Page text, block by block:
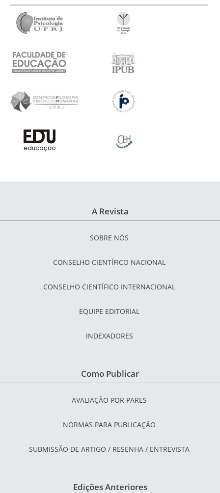
A Revista
SOBRE NÓS
CONSELHO CIENTÍFICO NACIONAL
CONSELHO CIENTÍFICO INTERNACIONAL
EQUIPE EDITORIAL
INDEXADORES
Como Publicar
AVALIAÇÃO POR PARES
NORMAS PARA PUBLICAÇÃO
SUBMISSÃO DE ARTIGO / RESENHA / ENTREVISTA
Edições Anteriores